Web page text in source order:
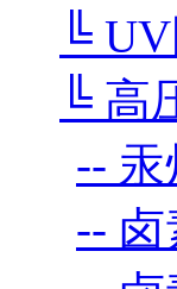
╚
╚ 高
-- 汞
-- 卤